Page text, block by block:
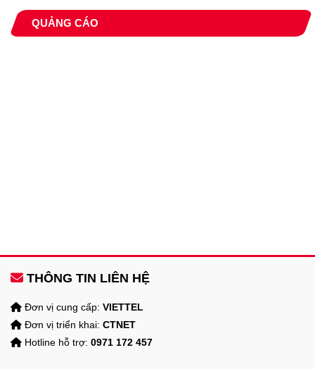
QUẢNG CÁO
THÔNG TIN LIÊN HỆ
Đơn vị cung cấp: VIETTEL
Đơn vị triển khai: CTNET
Hotline hỗ trợ: 0971 172 457